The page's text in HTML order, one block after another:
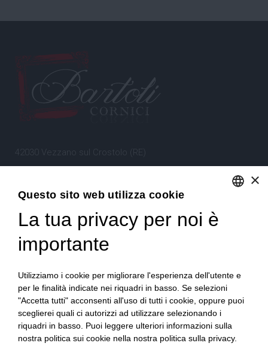
42030 Vezzano sul Crostolo (RE)
Tel.
Stefano Bartoli – P.Iva00764300356
Home Progetto News
Archivio/Portfolio
Contatti
Sitemap
×
Questo sito web utilizza cookie
La tua privacy per noi è
importante
Utilizziamo i cookie per migliorare l'esperienza dell'utente e
per le finalità indicate nei riquadri in basso. Se selezioni
"Accetta tutti" acconsenti all'uso di tutti i cookie, oppure puoi
sceglierei quali ci autorizzi ad utilizzare selezionando i
riquadri in basso. Puoi leggere ulteriori informazioni sulla
nostra politica sui cookie nella nostra politica sulla privacy.